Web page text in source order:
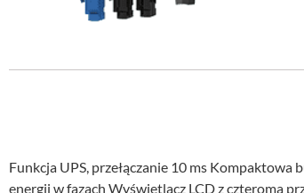
Funkcja UPS, przełączanie 10 ms
energii w fazach Wyświetlacz LCD z czteroma